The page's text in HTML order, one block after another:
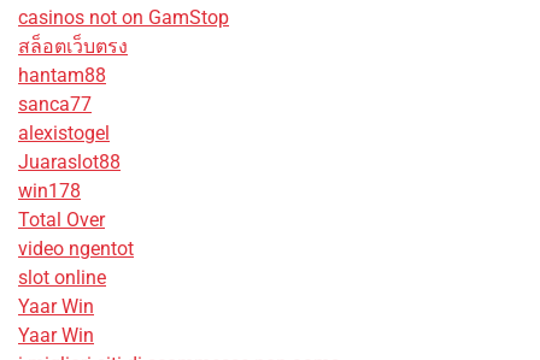
casinos not on GamStop
สล็อตเว็บตรง
hantam88
sanca77
alexistogel
Juaraslot88
win178
Total Over
video ngentot
slot online
Yaar Win
Yaar Win